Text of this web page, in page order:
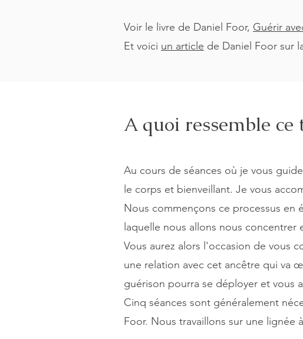
Voir le livre de Daniel Foor, Guérir
Et voici un article de Daniel Foor sur
A quoi ressemble ce
Au cours de séances où je vous
le corps et bienveillant. Je vous
Nous commençons ce processus en
laquelle nous allons nous concentrer
Vous aurez alors l'occasion de vous
une relation avec cet ancêtre qui va
guérison pourra se déployer et vous
Cinq séances sont généralement
Foor. Nous travaillons sur une lignée